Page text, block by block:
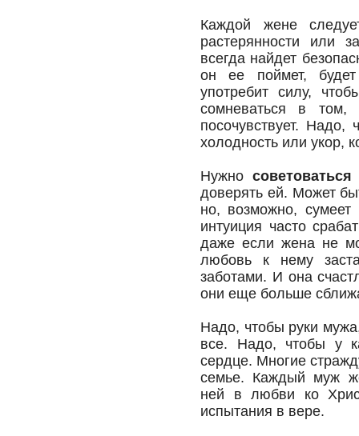
Каждой жене
растерянности или
всегда найдет
он ее поймет,
употребит силу,
сомневаться в
посочувствует. Надо,
холодность или укор,
Нужно советоваться
доверять ей. Может
но, возможно, сумеет
интуиция часто
даже если жена не
любовь к нему
заботами. И она
они еще больше
Надо, чтобы руки
все. Надо, чтобы у
сердце. Многие
семье. Каждый муж
ней в любви ко
испытания в вере.